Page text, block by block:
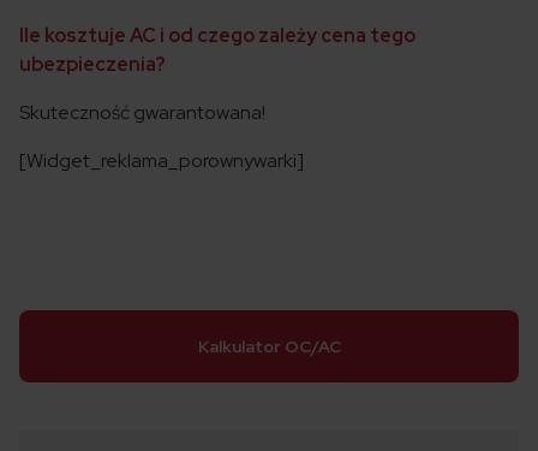
Ile kosztuje AC i od czego zależy cena tego
ubezpieczenia?
Skuteczność gwarantowana!
[Widget_reklama_porownywarki]
Kalkulator OC/AC